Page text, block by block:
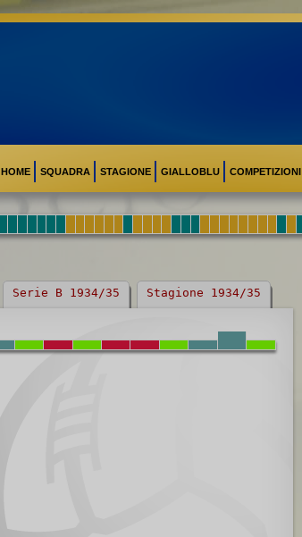
HOME SQUADRA STAGIONE GIALLOBLU COMPETIZIONI
Serie B 1934/35 Stagione 1934/35